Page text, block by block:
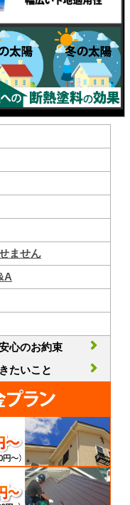
ません
心のお約束
たいこと